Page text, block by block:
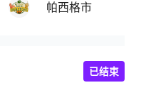
帕西格市
已结束